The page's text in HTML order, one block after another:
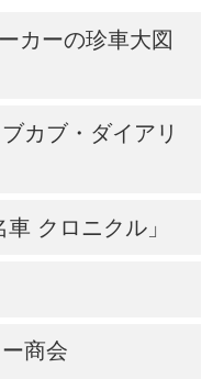
カーの珍車大図
カブ・ダイアリ
クロニクル」
商会